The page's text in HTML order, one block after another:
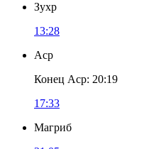
Зухр
13:28
Аср
Конец Аср: 20:19
17:33
Магриб